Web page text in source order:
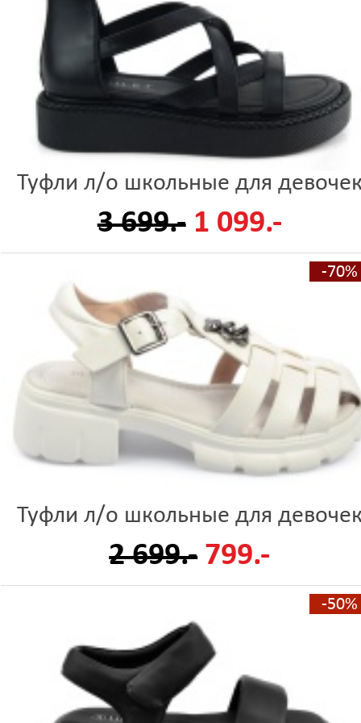
Туфли л/о школьные для
3 699.- 1 099.-
-70%
Туфли л/о школьные для
2 699.- 799.-
-50%